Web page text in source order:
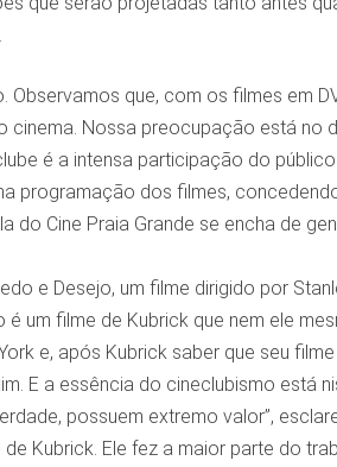
Observamos que, com os filmes em
cinema. Nossa preocupação está no
é a intensa participação do
programação dos filmes,
do Cine Praia Grande se encha de
e Desejo, um filme dirigido por
um filme de Kubrick que nem ele
e, após Kubrick saber que seu
E a essência do cineclubismo está
possuem extremo valor”,
Kubrick. Ele fez a maior parte do